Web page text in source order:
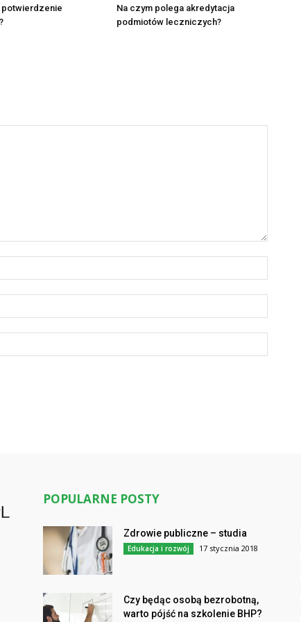
Na czym polega akredytacja
podmiotów leczniczych?
POPULARNE POSTY
Zdrowie publiczne – studia
Edukacja i rozwój 17 stycznia 2018
Czy będąc osobą bezrobotną,
warto pójść na szkolenie BHP?